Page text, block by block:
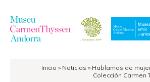
Inicio » Noticias » Hablamos de
Colección Carmen